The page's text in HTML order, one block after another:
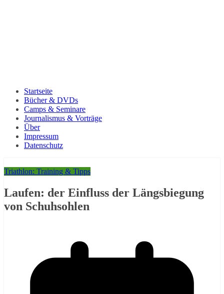
Startseite
Bücher & DVDs
Camps & Seminare
Journalismus & Vorträge
Über
Impressum
Datenschutz
Triathlon: Training & Tipps
Laufen: der Einfluss der Längsbiegung
von Schuhsohlen